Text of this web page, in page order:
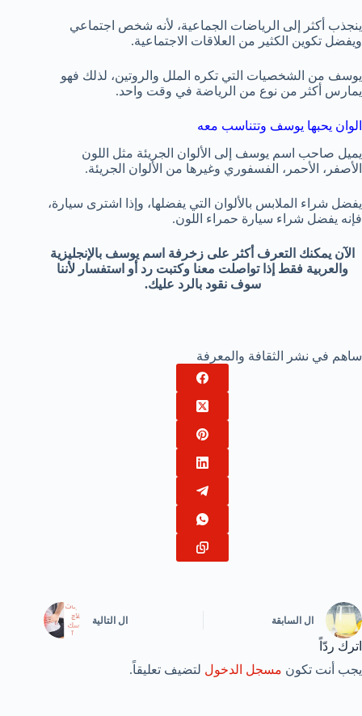
ينجذب أكثر إلى الرياضات الجماعية، لأنه شخص اجتماعي
ويفضل تكوين الكثير من العلاقات الاجتماعية.
يوسف من الشخصيات التي تكره الملل والروتين، لذلك فهو
يمارس أكثر من نوع من الرياضة في وقت واحد.
الوان يحبها يوسف وتتناسب معه
يميل صاحب اسم يوسف إلى الألوان الجريئة مثل اللون
الأصفر، الأحمر، الفسفوري وغيرها من الألوان الجريئة.
يفضل شراء الملابس بالألوان التي يفضلها، وإذا اشترى سيارة،
فإنه يفضل شراء سيارة حمراء اللون.
الآن يمكنك التعرف أكثر على ‎زخرفة اسم يوسف بالإنجليزية
والعربية فقط إذا تواصلت معنا وكتبت رد أو استفسار لأننا
سوف نقود بالرد عليك.
ساهم في نشر الثقافة والمعرفة
ال السابقة ال التالية
اترك ردّاً
يجب أنت تكون مسجل الدخول لتضيف تعليقاً.